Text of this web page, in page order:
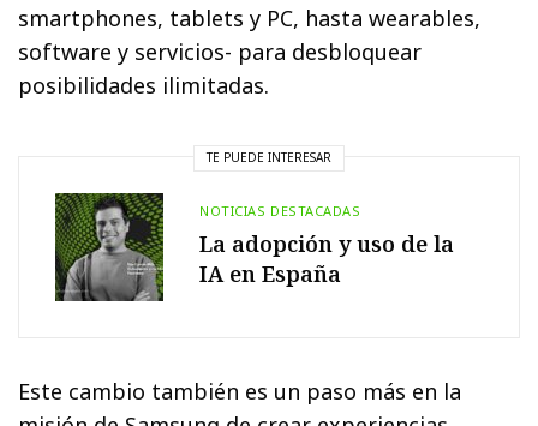
smartphones, tablets y PC, hasta wearables,
software y servicios- para desbloquear
posibilidades ilimitadas.
TE PUEDE INTERESAR
NOTICIAS DESTACADAS
La adopción y uso de la
IA en España
Este cambio también es un paso más en la